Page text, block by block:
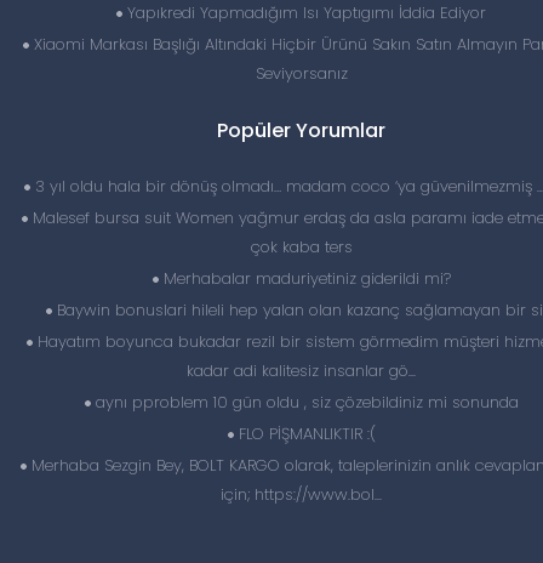
Yapıkredi Yapmadığım Isı Yaptıgımı İddia Ediyor
Xiaomi Markası Başlığı Altındaki Hiçbir Ürünü Sakın Satın Almayın
Seviyorsanız
Popüler Yorumlar
3 yıl oldu hala bir dönüş olmadı… madam coco ‘ya güvenilmezmiş
Malesef bursa suit Women yağmur erdaş da asla paramı iade
çok kaba ters
Merhabalar maduriyetiniz giderildi mi?
Baywin bonuslari hileli hep yalan olan kazanç sağlamayan bir
Hayatım boyunca bukadar rezil bir sistem görmedim müşteri
kadar adi kalitesiz insanlar gö...
aynı pproblem 10 gün oldu , siz çözebildiniz mi sonunda
FLO PİŞMANLIKTIR :(
Merhaba Sezgin Bey, BOLT KARGO olarak, taleplerinizin anlık
için; https://www.bol...